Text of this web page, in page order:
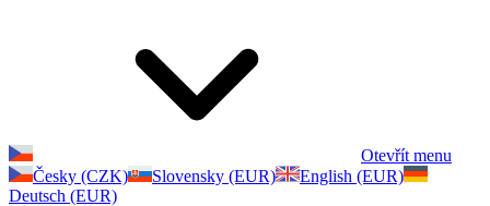
Otevřít menu
Česky (CZK)
Slovensky (EUR)
English (EUR)
Deutsch (EUR)